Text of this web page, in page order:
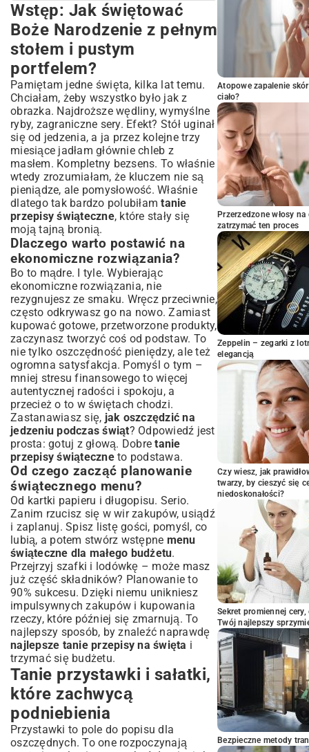
Wstęp: Jak świętować Boże Narodzenie
z pełnym stołem i pustym portfelem?
Dlaczego warto postawić na ekonomiczne
rozwiązania?
Od czego zacząć planowanie
świątecznego menu?
Tanie przystawki i sałatki, które
zachwycą podniebienia
Świąteczne sałatki – świeżo i zdrowo
Pomysły na pasty i smarowidła w niskiej
cenie
Ekonomiczne dania główne na
świąteczny stół
Karp – tradycyjnie, ale oszczędnie
Alternatywne mięsa i dania wegetariańskie
Inne ryby – co wybrać oprócz karpia?
Słodkie zakończenie – tanie wypieki i
desery
Pierniki i ciasteczka – prosto i pysznie
Makowiec – klasyka w oszczędnej wersji
Desery bez pieczenia – szybko i tanio
Praktyczne porady: Jak oszczędzać na
świątecznych zakupach i
przygotowaniach?
Planowanie budżetu i lista zakupów
Wykorzystanie resztek i mądre gotowanie
Domowe dekoracje jadalne – piękno i smak
Podsumowanie: Święta pełne smaku,
bez zbędnych wydatków
Wstęp: Jak świętować
Boże Narodzenie z pełnym
stołem i pustym
portfelem?
Pamiętam jedne święta, kilka lat temu.
Chciałam, żeby wszystko było jak z
obrazka. Najdroższe wędliny, wymyślne
ryby, zagraniczne sery. Efekt? Stół uginał
się od jedzenia, a ja przez kolejne trzy
miesiące jadłam głównie chleb z
masłem. Kompletny bezsens. To właśnie
wtedy zrozumiałam, że kluczem nie są
pieniądze, ale pomysłowość. Właśnie
dlatego tak bardzo polubiłamtanie
przepisy świąteczne, które stały się
moją tajną bronią.
Dlaczego warto postawić na
ekonomiczne rozwiązania?
Bo to mądre. I tyle. Wybierając
ekonomiczne rozwiązania, nie
rezygnujesz ze smaku. Wręcz przeciwnie,
często odkrywasz go na nowo. Zamiast
kupować gotowe, przetworzone produkty,
zaczynasz tworzyć coś od podstaw. To
nie tylko oszczędność pieniędzy, ale też
ogromna satysfakcja. Pomyśl o tym –
mniej stresu finansowego to więcej
autentycznej radości i spokoju, a
przecież o to w świętach chodzi.
Zastanawiasz się, jak oszczędzić na
jedzeniu podczas świąt? Odpowiedź jest
prosta: gotuj z głową. Dobretanie
przepisy świąteczneto podstawa.
Od czego zacząć planowanie
świątecznego menu?
Od kartki papieru i długopisu. Serio.
Zanim rzucisz się w wir zakupów, usiądź
i zaplanuj. Spisz listę gości, pomyśl, co
lubią, a potem stwórz wstępne menu
świąteczne dla małego budżetu.
Przejrzyj szafki i lodówkę – może masz
już część składników? Planowanie to
90% sukcesu. Dzięki niemu unikniesz
impulsywnych zakupów i kupowania
rzeczy, które później się zmarnują. To
najlepszy sposób, by znaleźć naprawdę
najlepsze tanie przepisy na święta i
trzymać się budżetu.
Tanie przystawki i sałatki,
które zachwycą
podniebienia
Przystawki to pole do popisu dla
oszczędnych. To one rozpoczynają
Atopowe zapalenie
ciało?
Przerzedzone włosy
zatrzymać ten proces
Zeppelin – zegarki z
elegancją
Czy wiesz, jak
twarzy, by cieszyć się
niedoskonałości?
Sekret promiennej
Twój najlepszy
Bezpieczne metody